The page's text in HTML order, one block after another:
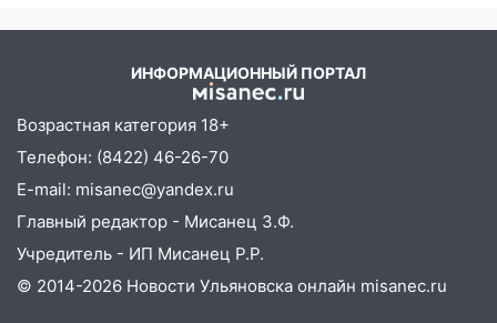
Ульяновске останется закрытым до
утра 10 августа
05:18 Судьба готовит сюрприз: гороскоп
на 8 августа — кому повезет с
деньгами, а кого ждет неожиданная
встреча
04:47 В Ульяновской области объявили
ракетную опасность: звучат сирены
ИНФОРМАЦИОННЫЙ ПОРТАЛ
Возрастная категория 18+
Телефон: (8422) 46-26-70
E-mail: misanec@yandex.ru
Главный редактор - Мисанец З.Ф.
Учредитель - ИП Мисанец Р.Р.
© 2014-2026 Новости Ульяновска онлайн misanec.ru